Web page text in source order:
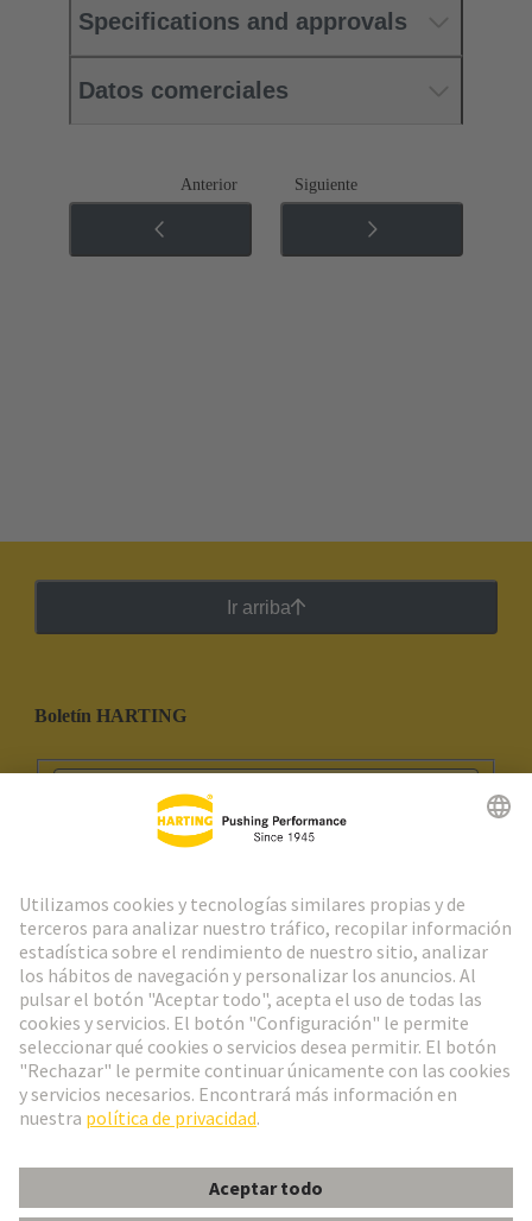
Specifications and approvals
Datos comerciales
Anterior Siguiente
Ir arriba
Boletín HARTING
Ir al registro
Social Media
España Español
© Grupo Tecnológico HARTING